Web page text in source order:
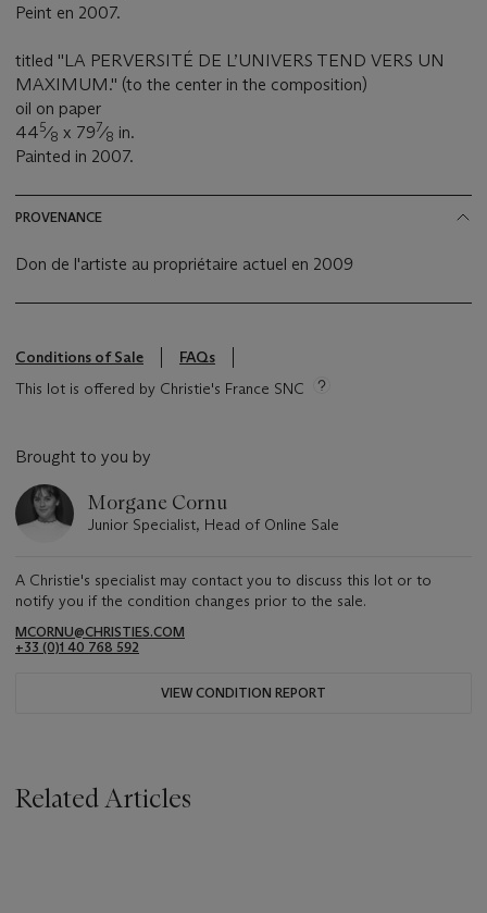
Peint en 2007.
titled ''LA PERVERSITÉ DE L’UNIVERS TEND VERS UN
MAXIMUM.'' (to the center in the composition)
oil on paper
445⁄8 x 797⁄8 in.
Painted in 2007.
PROVENANCE
Don de l'artiste au propriétaire actuel en 2009
Conditions of Sale
FAQs
This lot is offered by Christie's France SNC
Brought to you by
Morgane Cornu
Junior Specialist, Head of Online Sale
A Christie's specialist may contact you to discuss this lot or to
notify you if the condition changes prior to the sale.
MCORNU@CHRISTIES.COM
+33 (0)1 40 768 592
VIEW CONDITION REPORT
Related Articles